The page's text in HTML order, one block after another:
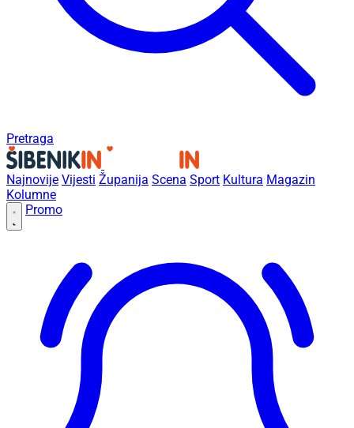
Pretraga
Najnovije Vijesti Županija Scena Sport Kultura Magazin
Kolumne
Promo